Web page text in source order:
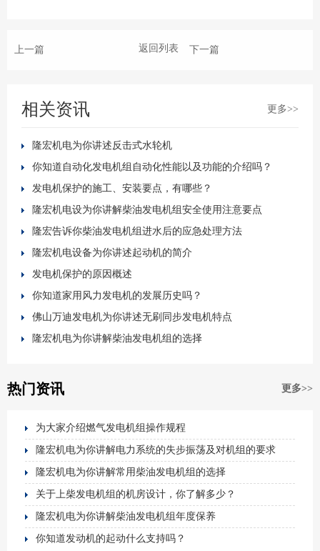
上一篇 下一篇
返回列表
相关资讯 更多>>
隆宏机电为你讲述反击式水轮机
你知道自动化发电机组自动化性能以及功能的介绍吗？
发电机保护的施工、安装要点，有哪些？
隆宏机电设为你讲解柴油发电机组安全使用注意要点
隆宏告诉你柴油发电机组进水后的应急处理方法
隆宏机电设备为你讲述起动机的简介
发电机保护的原因概述
你知道家用风力发电机的发展历史吗？
佛山万迪发电机为你讲述无刷同步发电机特点
隆宏机电为你讲解柴油发电机组的选择
热门资讯 更多>>
为大家介绍燃气发电机组操作规程
隆宏机电为你讲解电力系统的失步振荡及对机组的要求
隆宏机电为你讲解常用柴油发电机组的选择
关于上柴发电机组的机房设计，你了解多少？
隆宏机电为你讲解柴油发电机组年度保养
你知道发动机的起动什么支持吗？